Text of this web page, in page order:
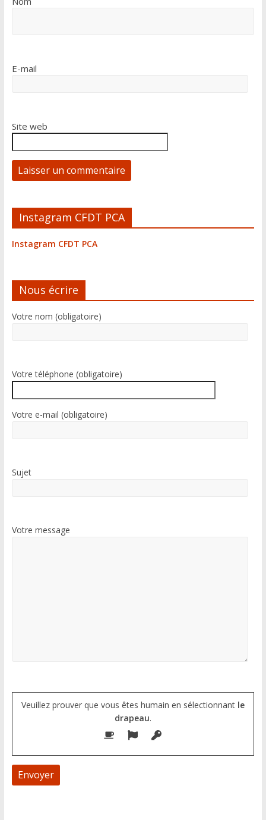
E-mail
Site web
l
t
a
t
:
Instagram CFDT PCA
Instagram CFDT PCA
Nous écrire
Votre nom (obligatoire)
Votre téléphone (obligatoire)
Votre e-mail (obligatoire)
Sujet
Votre message
Veuillez prouver que vous êtes humain en sélectionnantle
drapeau.